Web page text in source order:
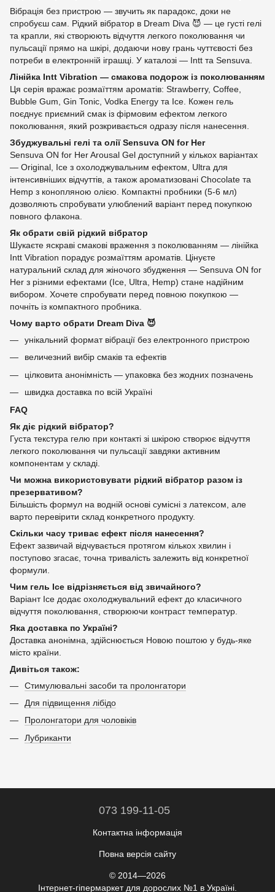
Вібрація без пристрою — звучить як парадокс, доки не
спробуєш сам. Рідкий вібратор в Dream Diva 😈 — це густі гелі
та крапли, які створюють відчуття легкого поколювання чи
пульсації прямо на шкірі, додаючи нову грань чуттєвості без
потреби в електронній іграшці. У каталозі — Intt та Sensuva.
Лінійка Intt Vibration — смакова подорож із поколюванням
Ця серія вражає розмаїттям ароматів: Strawberry, Coffee,
Bubble Gum, Gin Tonic, Vodka Energy та Ice. Кожен гель
поєднує приємний смак із фірмовим ефектом легкого
поколювання, який розкривається одразу після нанесення.
Збуджувальні гелі та олії Sensuva ON for Her
Sensuva ON for Her Arousal Gel доступний у кількох варіантах
— Original, Ice з охолоджувальним ефектом, Ultra для
інтенсивніших відчуттів, а також ароматизовані Chocolate та
Hemp з конопляною олією. Компактні пробники (5-6 мл)
дозволяють спробувати улюблений варіант перед покупкою
повного флакона.
Як обрати свій рідкий вібратор
Шукаєте яскраві смакові враження з поколюванням — лінійка
Intt Vibration порадує розмаїттям ароматів. Цінуєте
натуральний склад для жіночого збудження — Sensuva ON for
Her з різними ефектами (Ice, Ultra, Hemp) стане надійним
вибором. Хочете спробувати перед повною покупкою —
почніть із компактного пробника.
Чому варто обрати Dream Diva 😈
унікальний формат вібрації без електронного пристрою
величезний вибір смаків та ефектів
цілковита анонімність — упаковка без жодних позначень
швидка доставка по всій Україні
FAQ
Як діє рідкий вібратор?
Густа текстура гелю при контакті зі шкірою створює відчуття
легкого поколювання чи пульсації завдяки активним
компонентам у складі.
Чи можна використовувати рідкий вібратор разом із
презервативом?
Більшість формул на водній основі сумісні з латексом, але
варто перевірити склад конкретного продукту.
Скільки часу триває ефект після нанесення?
Ефект зазвичай відчувається протягом кількох хвилин і
поступово згасає, точна тривалість залежить від конкретної
формули.
Чим гель Ice відрізняється від звичайного?
Варіант Ice додає охолоджувальний ефект до класичного
відчуття поколювання, створюючи контраст температур.
Яка доставка по Україні?
Доставка анонімна, здійснюється Новою поштою у будь-яке
місто країни.
Дивіться також:
Стимулювальні засоби та пролонгатори
Для підвищення лібідо
Пролонгатори для чоловіків
Лубриканти
073 199-11-05
Контактна інформація
Повна версія сайту
© 2014—2026
Інтернет-гіпермаркет для дорослих №1 в Україні.